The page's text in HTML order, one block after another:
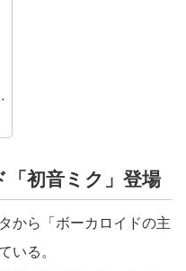
初音ミク」登場
から「ボーカロイドの主
いる。